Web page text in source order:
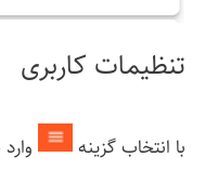
تنظیمات کاربری
با انتخاب گزینه